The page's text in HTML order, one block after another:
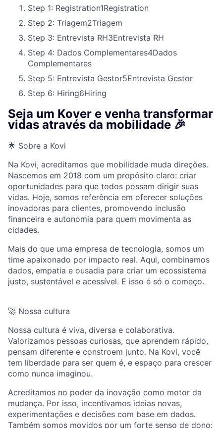
Step 1: Registration1Registration
Step 2: Triagem2Triagem
Step 3: Entrevista RH3Entrevista RH
Step 4: Dados Complementares4Dados
Complementares
Step 5: Entrevista Gestor5Entrevista Gestor
Step 6: Hiring6Hiring
Seja um Kover e venha transformar
vidas através da mobilidade 🎉
🌟 Sobre a Kovi
Na Kovi, acreditamos que mobilidade muda direções.
Nascemos em 2018 com um propósito claro: criar
oportunidades para que todos possam dirigir suas
vidas. Hoje, somos referência em oferecer soluções
inovadoras para clientes, promovendo inclusão
financeira e autonomia para quem movimenta as
cidades.
Mais do que uma empresa de tecnologia, somos um
time apaixonado por impacto real. Aqui, combinamos
dados, empatia e ousadia para criar um ecossistema
justo, sustentável e acessível. E isso é só o começo.
🚀 Nossa cultura
Nossa cultura é viva, diversa e colaborativa.
Valorizamos pessoas curiosas, que aprendem rápido,
pensam diferente e constroem junto. Na Kovi, você
tem liberdade para ser quem é, e espaço para crescer
como nunca imaginou.
Acreditamos no poder da inovação como motor da
mudança. Por isso, incentivamos ideias novas,
experimentações e decisões com base em dados.
Também somos movidos por um forte senso de dono: